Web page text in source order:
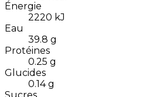
Énergie
2220 kJ
Eau
39.8 g
Protéines
0.25 g
Glucides
0.14 g